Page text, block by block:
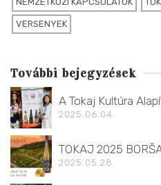
VERSENYEK
További bejegyzések
A Tokaj Kultúra
2025.06.04.
TOKAJ 2025
2025.05.28.